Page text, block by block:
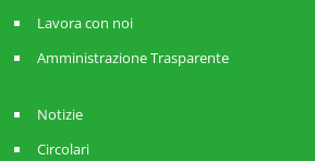
Lavora con noi
Amministrazione Trasparente
Notizie
Circolari